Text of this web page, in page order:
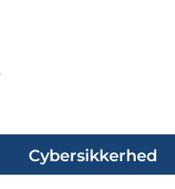
Cybersikkerhed